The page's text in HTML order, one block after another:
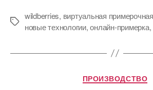
Метки
wildberries, виртуальная примерочная
новые технологии,онлайн-примерка,
Рубрики
ПРОИЗВОДСТВО